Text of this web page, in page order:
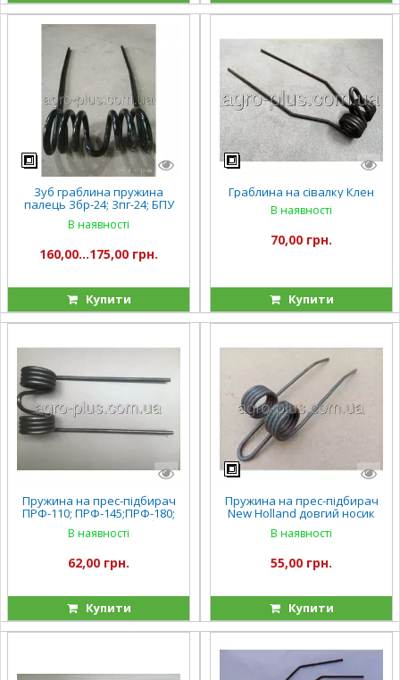
Зуб граблина пружина
палець Збр-24; Зпг-24; БПУ
00.01 на борони
культиватори фарбовані
В наявності
160,00...175,00 грн.
Купити
Граблина на сівалку Клен
В наявності
70,00 грн.
Купити
Пружина на прес-підбирач
ПРФ-110; ПРФ-145;ПРФ-180;
ПТ-165 Киргистан, комбайн
кск-100
В наявності
62,00 грн.
Купити
Пружина на прес-підбирач
New Holland довгий носик
265-270-271-366
В наявності
55,00 грн.
Купити